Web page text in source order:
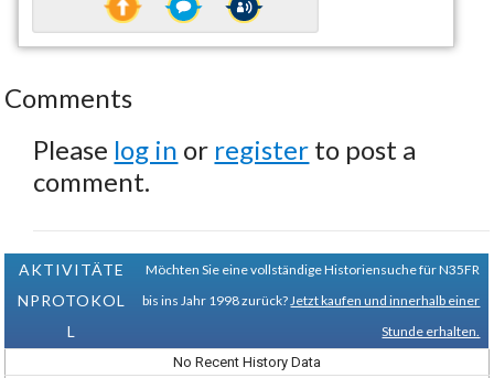
Comments
Please log in or register to post a
comment.
AKTIVITÄTE
NPROTOKOL
L
Möchten Sie eine vollständige Historiensuche für N35FR
bis ins Jahr 1998 zurück? Jetzt kaufen und innerhalb einer
Stunde erhalten.
No Recent History Data